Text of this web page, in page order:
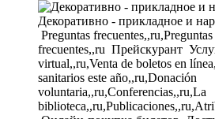
Декоративно - прикладное и
Preguntas
frecuentes,,ru Прейскурант
virtual,,ru,Venta de boletos en
sanitarios este año,,ru,Donación
voluntaria,,ru,Conferencias,,ru,La